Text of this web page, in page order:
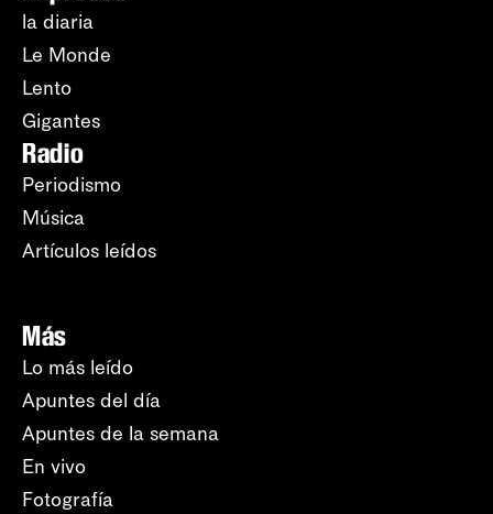
la diaria
Le Monde
Lento
Gigantes
Radio
Periodismo
Música
Artículos leídos
Más
Lo más leído
Apuntes del día
Apuntes de la semana
En vivo
Fotografía